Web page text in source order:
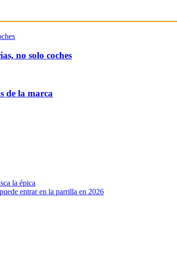
no solo coches
de la marca
la épica
entrar en la parrilla en 2026